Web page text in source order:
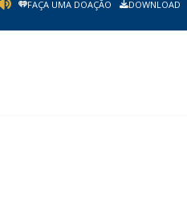
FAÇA UMA DOAÇÃO DOWNLOAD